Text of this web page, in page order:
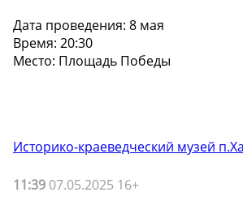
Дата проведения: 8 мая
Время: 20:30
Место: Площадь Победы
Историко-краеведческий музей
11:39 07.05.2025 16+